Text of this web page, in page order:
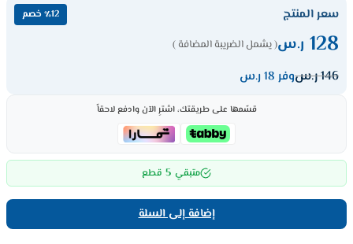
سعر المنتج ٪12 خصم
128 ر.س( يشمل الضريبة المضافة )
146ر.سوفر 18 ر.س
قسّمها على طريقتك، اشترِ الآن وادفع لاحقاً
متبقي 5 قطع
إضافة إلى السلة